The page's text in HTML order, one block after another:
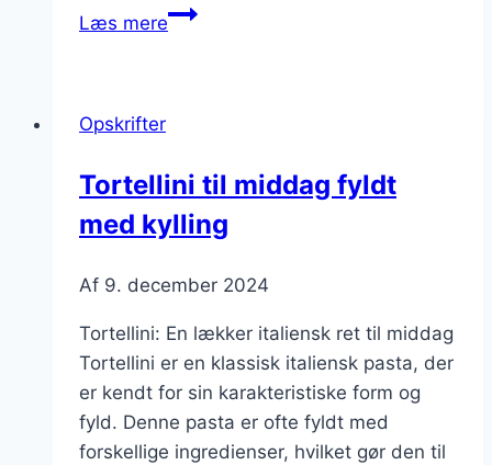
Læs mereTortellini
smagsoplevelse
Opskrifter
Tortellini til middag fyldt
med kylling
Af 9. december 2024
Tortellini: En lækker italiensk ret til middag
Tortellini er en klassisk italiensk pasta, der
er kendt for sin karakteristiske form og
fyld. Denne pasta er ofte fyldt med
forskellige ingredienser, hvilket gør den til